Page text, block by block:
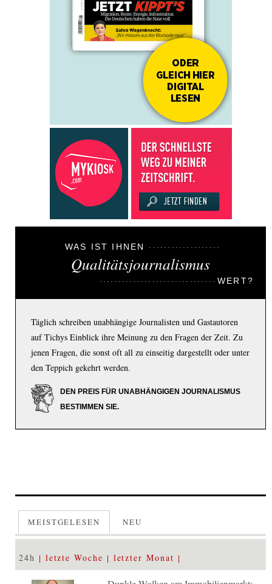
WAS IST IHNEN
Qualitätsjournalismus
WERT?
Täglich schreiben unabhängige Journalisten und Gastautoren
auf Tichys Einblick ihre Meinung zu den Fragen der Zeit. Zu
jenen Fragen, die sonst oft all zu einseitig dargestellt oder unter
den Teppich gekehrt werden.
DEN PREIS FÜR UNABHÄNGIGEN JOURNALISMUS
BESTIMMEN SIE.
MEISTGELESEN NEU
24h letzte Woche letzter Monat